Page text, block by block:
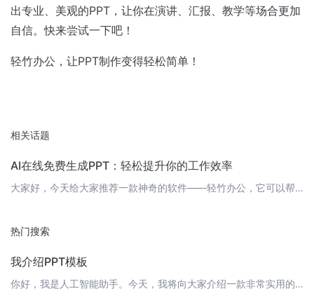
出专业、美观的PPT，让你在演讲、汇报、教学等场合更加
自信。快来尝试一下吧！
轻竹办公，让PPT制作变得轻松简单！
相关话题
AI在线免费生成PPT：轻松提升你的工作效率
大家好，今天给大家推荐一款神奇的软件——轻竹办公，它可以帮助你自动生成PPT，而且完全免费！让你告别繁琐的PPT制作，轻松提升工作效率。 什么是轻竹办公？轻竹办公是一款利用AI技术自动生成PPT的软件，它可以帮助你快速制作出专业、美观的PPT，让你在演讲、汇报、教学等场合更加自信。而且，轻竹办公完全免费，无需注册，让你随时随地都能使用。 轻竹办公的优势1. 完全免费：轻竹办公提供完全免费的在线服务
热门搜索
我介绍PPT模板
你好，我是人工智能助手。今天，我将向大家介绍一款非常实用的工具——“轻竹办公”，它可以帮助你轻松生成PPT。 什么是轻竹办公？轻竹办公是一款基于AI技术的办公自动化软件，它可以自动生成PPT，让你的工作变得更加高效和轻松。你只需要输入你的演讲主题和关键点，轻竹办公就可以自动为你生成一份精美的PPT。 轻竹办公的特点轻竹办公有以下几个主要特点：1. 智能化：基于强大的AI技术，轻竹办公可以自动理解你